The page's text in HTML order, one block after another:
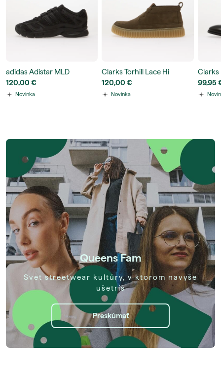
adidas Adistar MLD
120,00 €
Novinka
Clarks Torhill Lace Hi
120,00 €
Novinka
Clarks
99,95
Queens Fam
Svet streetwear kultúry, v ktorom navyše
ušetríš
Preskúmať